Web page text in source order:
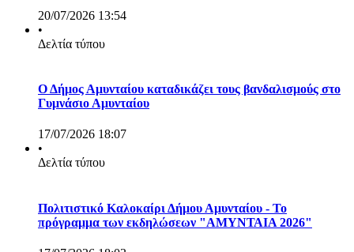
20/07/2026 13:54
•
Δελτία τύπου
Ο Δήμος Αμυνταίου καταδικάζει τους βανδαλισμούς στο
Γυμνάσιο Αμυνταίου
17/07/2026 18:07
•
Δελτία τύπου
Πολιτιστικό Καλοκαίρι Δήμου Αμυνταίου - Το
πρόγραμμα των εκδηλώσεων "ΑΜΥΝΤΑΙΑ 2026"